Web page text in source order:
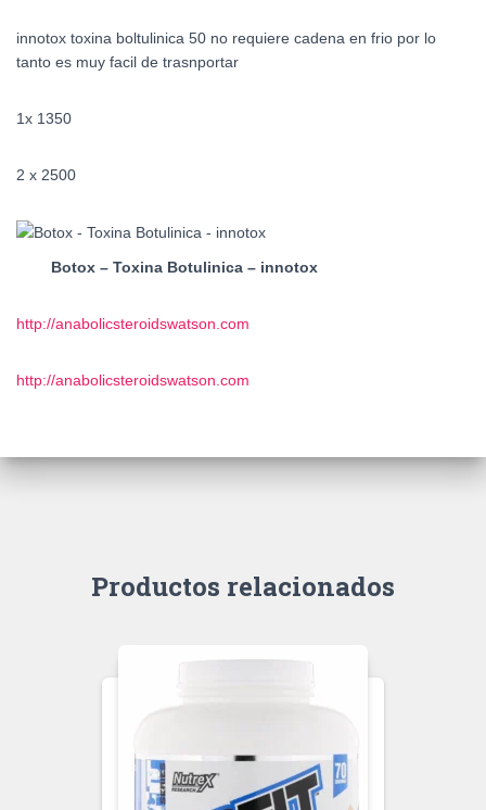
innotox toxina boltulinica 50 no requiere cadena en frio por lo
tanto es muy facil de trasnportar
1x 1350
2 x 2500
Botox – Toxina Botulinica – innotox
http://anabolicsteroidswatson.com
http://anabolicsteroidswatson.com
Productos relacionados